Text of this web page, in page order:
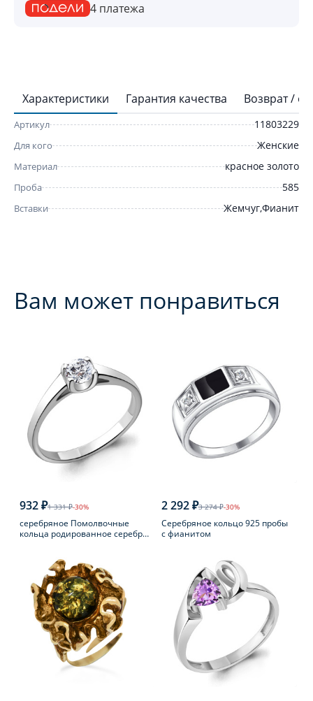
4 платежа
Характеристики Гарантия качества Возврат /
Артикул 11803229
Для кого Женские
Материал красное золото
Проба 585
Вставки Жемчуг,Фианит
Вам может понравиться
932 ₽1 331 ₽-30%
серебряное Помолвочные
кольца родированное серебро
2 292 ₽3 274 ₽-30%
Серебряное кольцо 925 пробы
с фианитом